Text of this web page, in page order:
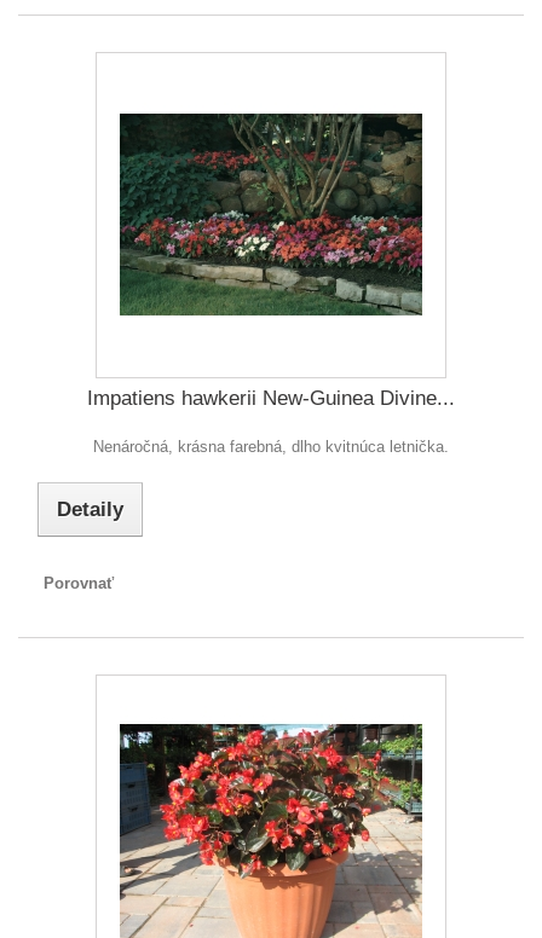
Impatiens hawkerii New-Guinea Divine...
Nenáročná, krásna farebná, dlho kvitnúca letnička.
Detaily
Porovnať